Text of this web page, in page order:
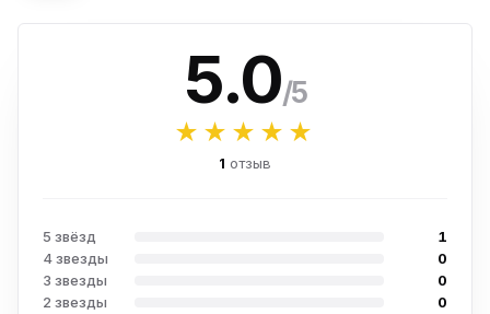
5.0/5
★★★★★
1 отзыв
5 звёзд
1
4 звезды
0
3 звезды
0
2 звезды
0